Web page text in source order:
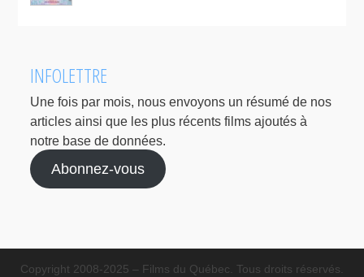
INFOLETTRE
Une fois par mois, nous envoyons un résumé de nos
articles ainsi que les plus récents films ajoutés à
notre base de données.
Abonnez-vous
Copyright 2008-2025 – Films du Québec. Tous droits réservés.